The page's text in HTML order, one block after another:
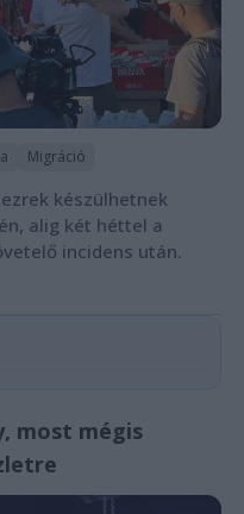
Migráció
készülhetnek
alig két héttel a
incidens után.
most mégis